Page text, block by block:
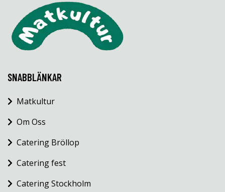
SNABBLÄNKAR
Matkultur
Om Oss
Catering Bröllop
Catering fest
Catering Stockholm